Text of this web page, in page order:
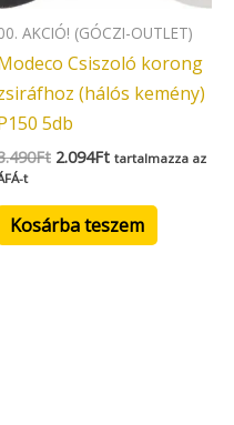
AKCIÓ! (GÓCZI-OUTLET)
Csiszoló korong
(hálós kemény)
5db
Ft 2.094Ft tartalmazza az
t
Kosárba teszem